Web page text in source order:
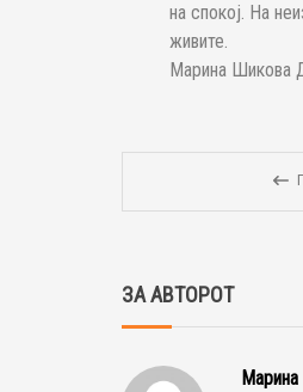
на спокој. На
живите.
Марина Шикова
ЗА АВТОРОТ